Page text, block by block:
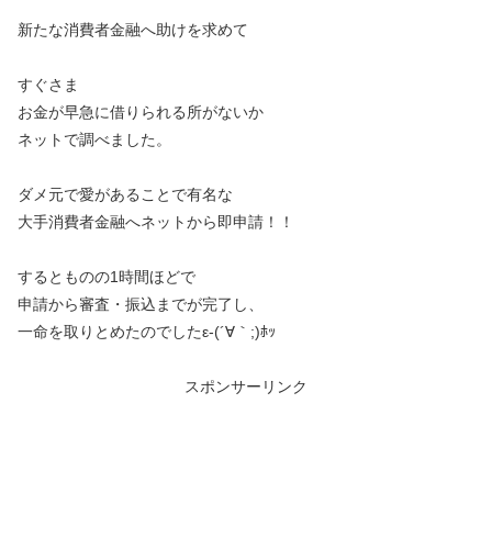
新たな消費者金融へ助けを求めて
すぐさま
お金が早急に借りられる所がないか
ネットで調べました。
ダメ元で愛があることで有名な
大手消費者金融へネットから即申請！！
するとものの1時間ほどで
申請から審査・振込までが完了し、
一命を取りとめたのでしたε-(´∀｀;)ﾎｯ
スポンサーリンク